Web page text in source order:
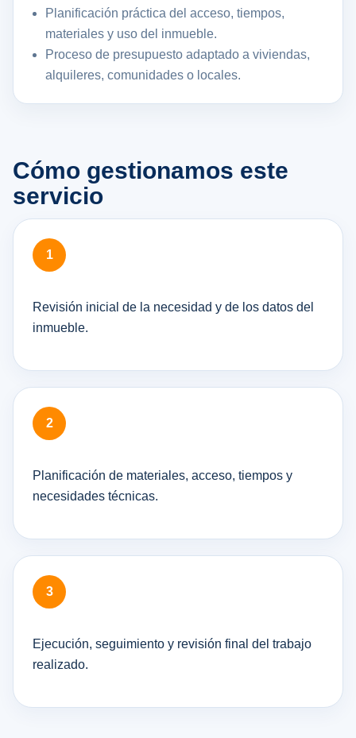
Planificación práctica del acceso, tiempos,
materiales y uso del inmueble.
Proceso de presupuesto adaptado a viviendas,
alquileres, comunidades o locales.
Cómo gestionamos este
servicio
Revisión inicial de la necesidad y de los datos del
inmueble.
Planificación de materiales, acceso, tiempos y
necesidades técnicas.
Ejecución, seguimiento y revisión final del trabajo
realizado.